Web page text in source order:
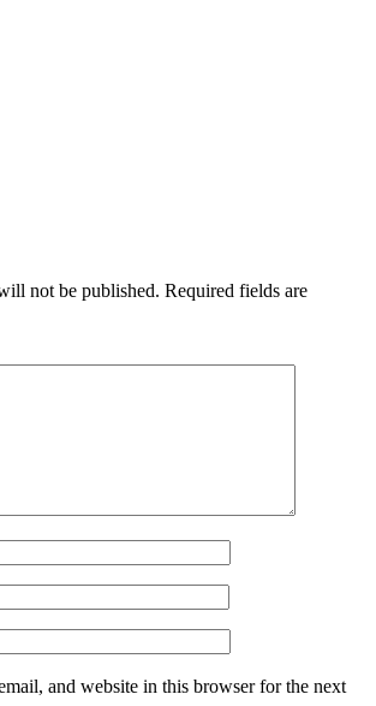
not be published. Required fields are
and website in this browser for the next